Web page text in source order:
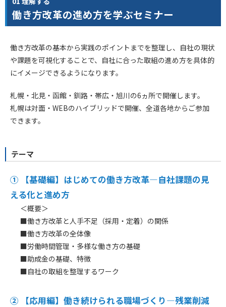
働き方改革の進め方を学ぶセミナー
働き方改革の基本から実践のポイントまでを整理し、自社の現状
や課題を可視化することで、自社に合った取組の進め方を具体的
にイメージできるようになります。
札幌・北見・函館・釧路・帯広・旭川の6ヵ所で開催します。
札幌は対面・WEBのハイブリッドで開催、全道各地からご参加
できます。
テーマ
① 【基礎編】 はじめての働き方改革―自社課題の見
える化と進め方
＜概要＞
■働き方改革と人手不足（採用・定着）の関係
■働き方改革の全体像
■労働時間管理・多様な働き方の基礎
■助成金の基礎、特徴
■自社の取組を整理するワーク
② 【応用編】 働き続けられる職場づくり―残業削減